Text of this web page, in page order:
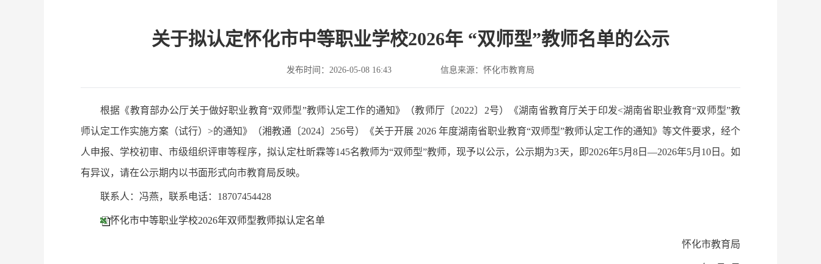
关于拟认定怀化市中等职业学校2026年 “双师型”教师名单的公示
发布时间：2026-05-08 16:43 信息来源：怀化市教育局
根据《教育部办公厅关于做好职业教育“双师型”教师认定工作的通知》（教师厅〔2022〕2号）《湖南省教育厅关于印发<湖南省职业教育“双师型”教
师认定工作实施方案（试行）>的通知》（湘教通〔2024〕256号）《关于开展 2026 年度湖南省职业教育“双师型”教师认定工作的通知》等文件要求，经个
人申报、学校初审、市级组织评审等程序，拟认定杜昕霖等145名教师为“双师型”教师，现予以公示，公示期为3天，即2026年5月8日—2026年5月10日。如
有异议，请在公示期内以书面形式向市教育局反映。
联系人：冯燕，联系电话：18707454428
怀化市中等职业学校2026年双师型教师拟认定名单
怀化市教育局